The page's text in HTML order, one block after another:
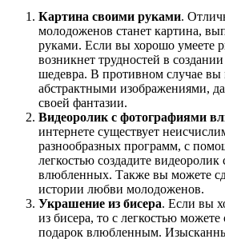
Картина своими руками.
молодоженов станет картина,
руками. Если вы хорошо умеете
возникнет трудностей в
шедевра. В противном случае вы
абстрактными изображениями,
своей фантазии.
Видеоролик с фотографиями
интернете существует
разнообразных программ, с
легкостью создадите
влюбленных. Также вы можете
истории любви молодоженов.
Украшение из бисера. Если вы
из бисера, то с легкостью
подарок влюбленным.